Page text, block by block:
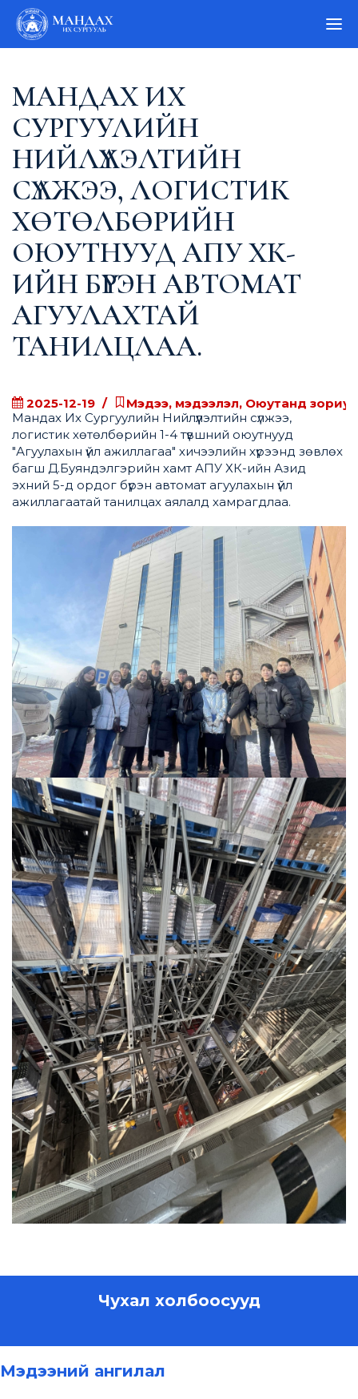
МАНДАХ ИХ
СУРГУУЛИЙН
НИЙЛҮҮЛЭЛТИЙН
СҮЛЖЭЭ, ЛОГИСТИК
ХӨТӨЛБӨРИЙН
ОЮУТНУУД АПУ ХК-
ИЙН БҮРЭН АВТОМАТ
АГУУЛАХТАЙ
ТАНИЛЦЛАА.
2025-12-19
Мэдээ, мэдээлэл, Оюутанд
Мандах Их Сургуулийн Нийлүүлэлтийн сүлжээ,
логистик хөтөлбөрийн 1-4 түвшний оюутнууд
"Агуулахын үйл ажиллагаа" хичээлийн хүрээнд зөвлөх
багш Д.Буяндэлгэрийн хамт АПУ ХК-ийн Азид
эхний 5-д ордог бүрэн автомат агуулахын үйл
ажиллагаатай танилцах аялалд хамрагдлаа.
Чухал холбоосууд
Мэдээний ангилал